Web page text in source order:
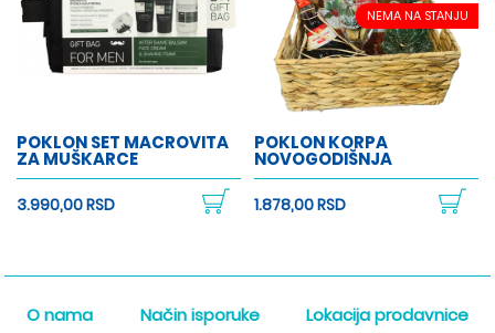
POKLON SET MACROVITA
ZA MUŠKARCE
3.990,00 RSD
NEMA NA STANJU
POKLON KORPA
NOVOGODIŠNJA
1.878,00 RSD
O nama Način isporuke Lokacija prodavnice